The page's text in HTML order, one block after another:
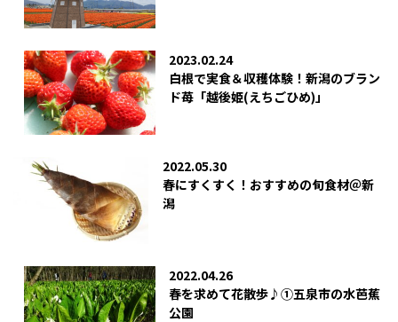
2023.02.24
白根で実食＆収穫体験！新潟のブラン
ド苺「越後姫(えちごひめ)」
2022.05.30
春にすくすく！おすすめの旬食材＠新
潟
2022.04.26
春を求めて花散歩♪①五泉市の水芭蕉
公園